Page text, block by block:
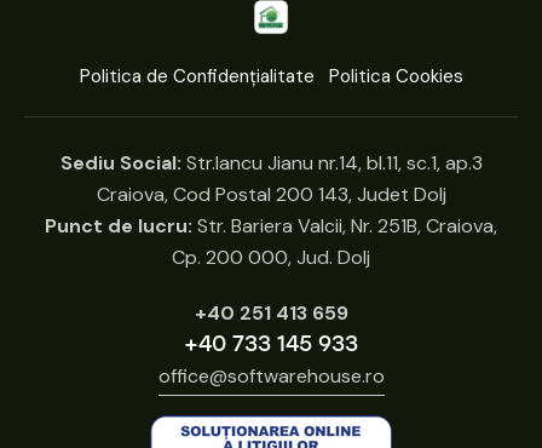
Politica de Confidențialitate Politica Cookies
Sediu Social: Str.Iancu Jianu nr.14, bl.11, sc.1, ap.3
Craiova, Cod Postal 200 143, Judet Dolj
Punct de lucru: Str. Bariera Valcii, Nr. 251B, Craiova,
Cp. 200 000, Jud. Dolj
+40 251 413 659
+40 733 145 933
office@softwarehouse.ro